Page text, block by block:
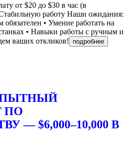
от $20 до $30 в час (в
работу Наши ожидания:
• Умение работать на
• Навыки работы с ручным и
ваших откликов!
подробнее
ПО
— $6,000–10,000 В